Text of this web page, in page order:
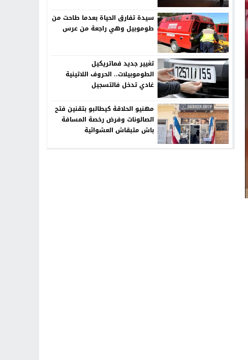
سيدة تفارق الحياة بعدما طاحت من
طوموبيل وهي راجعة من عرس
تغيير جديد فماتريكيل
الطوموبيلات.. الحروف اللاتينية
غادي تدخل فالتسجيل
مهنيو الحلاقة كيطالبو بتقنين فتح
الصالونات وفرض رخصة المسافة
باش متبقاش العشوائية